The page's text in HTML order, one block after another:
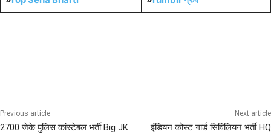
Previous article
2700 जेके पुलिस कांस्टेबल भर्ती Big JK
Next article
इंडियन कोस्ट गार्ड सिविलियन भर्ती HQ